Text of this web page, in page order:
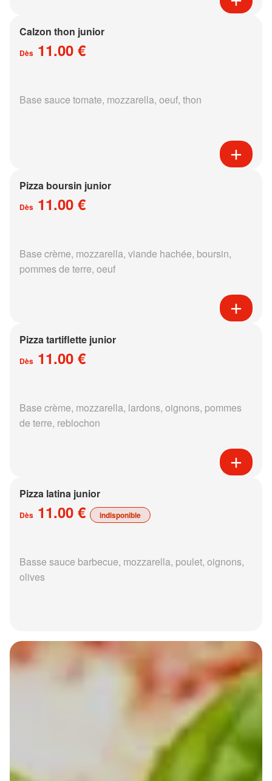
Calzon thon junior
Dès 11.00 €
Base sauce tomate, mozzarella, oeuf, thon
Pizza boursin junior
Dès 11.00 €
Base crème, mozzarella, viande hachée, boursin,
pommes de terre, oeuf
Pizza tartiflette junior
Dès 11.00 €
Base crème, mozzarella, lardons, oignons, pommes
de terre, reblochon
Pizza latina junior
Dès 11.00 € indisponible
Basse sauce barbecue, mozzarella, poulet, oignons,
olives